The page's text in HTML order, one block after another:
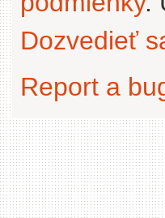
Dozvedieť
Report a